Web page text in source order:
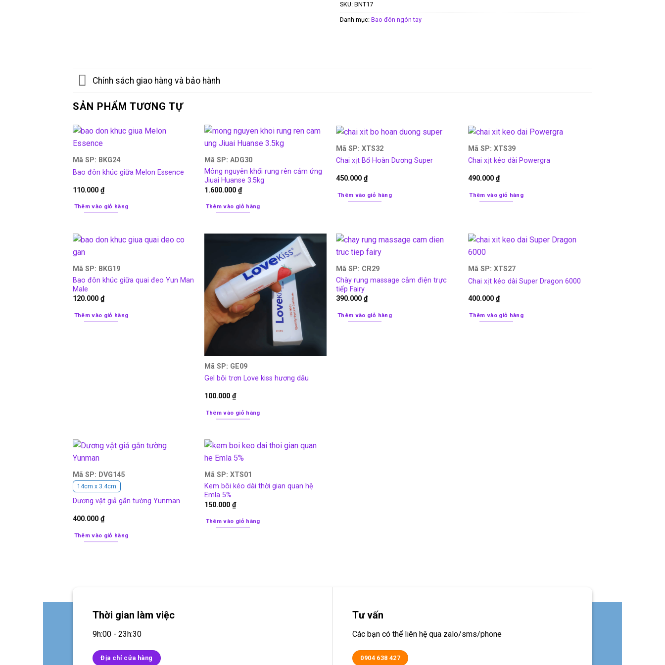
SKU: BNT17
Danh mục: Bao đôn ngón tay
Chính sách giao hàng và bảo hành
SẢN PHẨM TƯƠNG TỰ
Mã SP: BKG24
Bao đôn khúc giữa Melon Essence
110.000 ₫
Thêm vào giỏ hàng
Mã SP: ADG30
Mông nguyên khối rung rên cảm ứng
Jiuai Huanse 3.5kg
1.600.000₫
Thêm vào giỏ hàng
Mã SP: XTS32
Chai xịt Bổ Hoàn Dương Super
450.000₫
Thêm vào giỏ hàng
Mã SP: XTS39
Chai xịt kéo dài Powergra
490.000 ₫
Thêm vào giỏ hàng
Mã SP: BKG19
Bao đôn khúc giữa quai đeo Yun Man
Male
120.000 ₫
Thêm vào giỏ hàng
Mã SP: GE09
Gel bôi trơn Love kiss hương dâu
100.000₫
Thêm vào giỏ hàng
Mã SP: CR29
Chày rung massage cắm điện trực
tiếp Fairy
390.000₫
Thêm vào giỏ hàng
Mã SP: XTS27
Chai xịt kéo dài Super Dragon 6000
400.000 ₫
Thêm vào giỏ hàng
Mã SP: DVG145
14cm x 3.4cm
Dương vật giả gắn tường Yunman
400.000 ₫
Thêm vào giỏ hàng
Mã SP: XTS01
Kem bôi kéo dài thời gian quan hệ
Emla 5%
150.000₫
Thêm vào giỏ hàng
Thời gian làm việc
9h:00 - 23h:30
Địa chỉ cửa hàng
Tư vấn
Các bạn có thể liên hệ qua zalo/sms/phone
0904 638 427